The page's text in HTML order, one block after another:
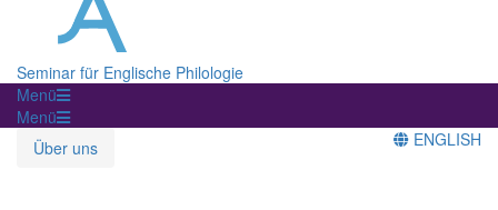
Seminar für Englische Philologie
Menü
Menü
Über uns
ENGLISH